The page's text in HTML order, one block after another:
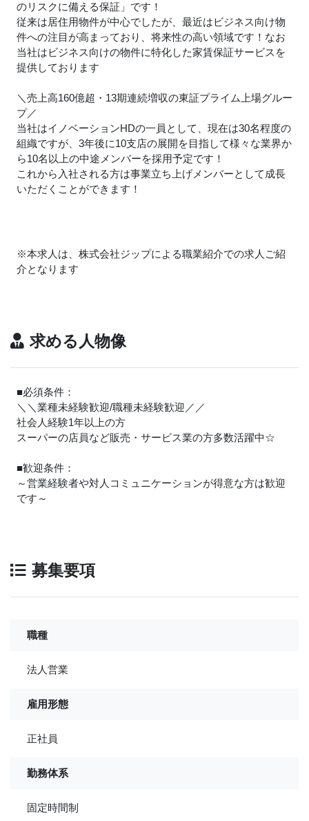
のリスクに備える保証」です！
従来は居住用物件が中心でしたが、最近はビジネス向け物
件への注目が高まっており、将来性の高い領域です！なお
当社はビジネス向けの物件に特化した家賃保証サービスを
提供しております
＼売上高160億超・13期連続増収の東証プライム上場グルー
プ／
当社はイノベーションHDの一員として、現在は30名程度の
組織ですが、3年後に10支店の展開を目指して様々な業界か
ら10名以上の中途メンバーを採用予定です！
これから入社される方は事業立ち上げメンバーとして成長
いただくことができます！
※本求人は、株式会社ジップによる職業紹介での求人ご紹
介となります
求める人物像
■必須条件：
＼＼業種未経験歓迎/職種未経験歓迎／／
社会人経験1年以上の方
スーパーの店員など販売・サービス業の方多数活躍中☆
■歓迎条件：
～営業経験者や対人コミュニケーションが得意な方は歓迎
です～
募集要項
職種
法人営業
雇用形態
正社員
勤務体系
固定時間制